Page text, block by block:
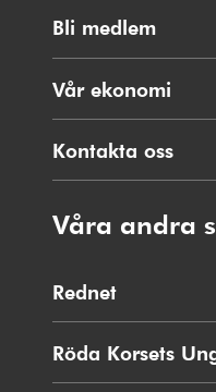
Bli medlem
Vår ekonomi
Kontakta oss
Våra andra
Rednet
i
nytt
fönster
Röda Korsets